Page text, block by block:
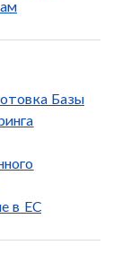
Базы
в ЕС